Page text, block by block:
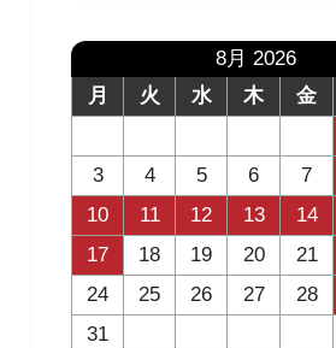
8月 2026
月
火 水 木 金
3
4 5 6 7
10
11 12 13 14
17
18 19 20 21
24
25 26 27 28
31